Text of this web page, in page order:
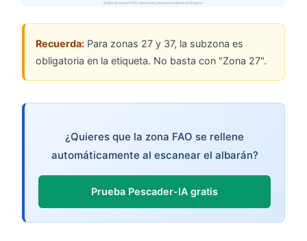
Recuerda: Para zonas 27 y 37, la subzona es
obligatoria en la etiqueta. No basta con "Zona 27".
¿Quieres que la zona FAO se rellene
automáticamente al escanear el albarán?
Prueba Pescader-IA gratis